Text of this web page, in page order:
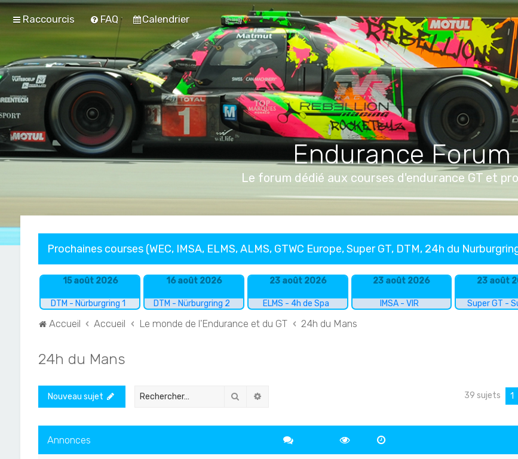
Raccourcis FAQ Calendrier
Endurance Forum
Le forum dédié aux courses d'endurance GT et
Prochaines courses (WEC, IMSA, ELMS, ALMS, GTWC Europe, Super GT, DTM, 24h du
15 août 2026
DTM - Nürburgring 1
16 août 2026
DTM - Nürburgring 2
23 août 2026
ELMS - 4h de Spa
23 août 2026
IMSA - VIR
23 août
Super GT -
Accueil Accueil Le monde de l'Endurance et du GT 24h du Mans
24h du Mans
Nouveau sujet Rechercher 39 sujets 1
Annonces